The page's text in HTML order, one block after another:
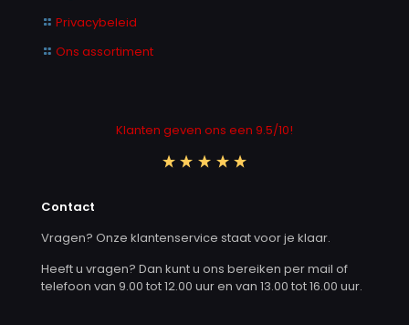
Privacybeleid
Ons assortiment
Klanten geven ons een 9.5/10!
Contact
Vragen? Onze klantenservice staat voor je klaar.
Heeft u vragen? Dan kunt u ons bereiken per mail of
telefoon van 9.00 tot 12.00 uur en van 13.00 tot 16.00 uur.